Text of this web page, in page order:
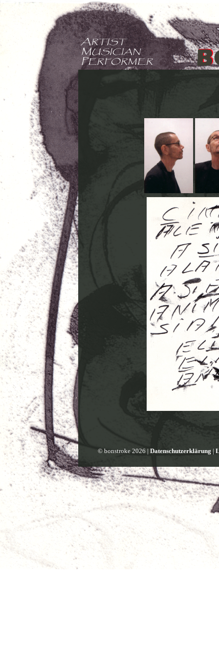
© bonstroke 2026 | Datenschutzerklärung |